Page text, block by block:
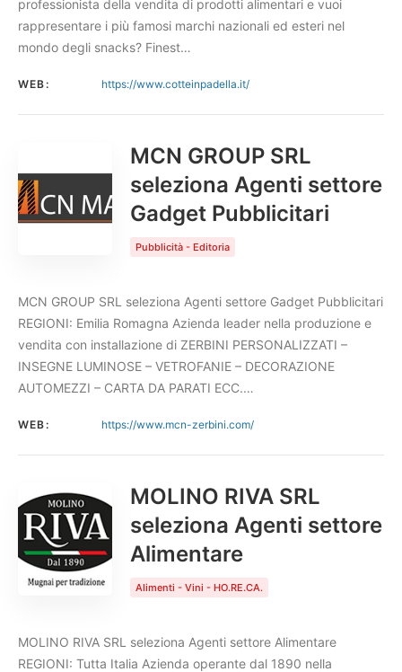
professionista della vendita di prodotti alimentari e vuoi
rappresentare i più famosi marchi nazionali ed esteri nel
mondo degli snacks? Finest…
WEB: https://www.cotteinpadella.it/
MCN GROUP SRL
seleziona Agenti settore
Gadget Pubblicitari
Pubblicità - Editoria
MCN GROUP SRL seleziona Agenti settore Gadget Pubblicitari
REGIONI: Emilia Romagna Azienda leader nella produzione e
vendita con installazione di ZERBINI PERSONALIZZATI –
INSEGNE LUMINOSE – VETROFANIE – DECORAZIONE
AUTOMEZZI – CARTA DA PARATI ECC.…
WEB: https://www.mcn-zerbini.com/
MOLINO RIVA SRL
seleziona Agenti settore
Alimentare
Alimenti - Vini - HO.RE.CA.
MOLINO RIVA SRL seleziona Agenti settore Alimentare
REGIONI: Tutta Italia Azienda operante dal 1890 nella